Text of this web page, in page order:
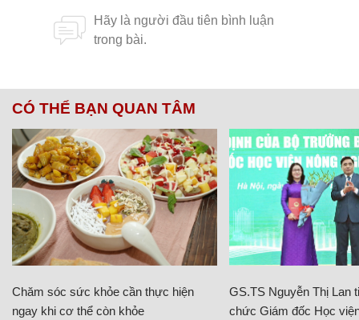
CÓ THỂ BẠN QUAN TÂM
Chăm sóc sức khỏe cần thực hiện
ngay khi cơ thể còn khỏe
GS.TS Nguyễn Thị Lan
chức Giám đốc Học